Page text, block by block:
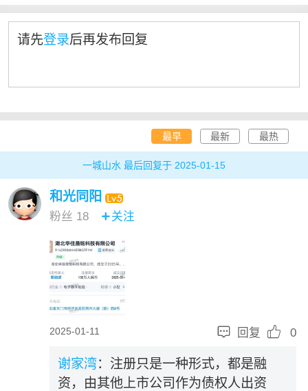
请先登录后再发布回复
最早 最新 最热
一城山水 最后回复于 2025-01-15
和光同阳
粉丝 18 关注
2025-01-11  回复  0
谢家湾：注册只是一种形式，都是融
资，由其他上市公司作为债权人出资